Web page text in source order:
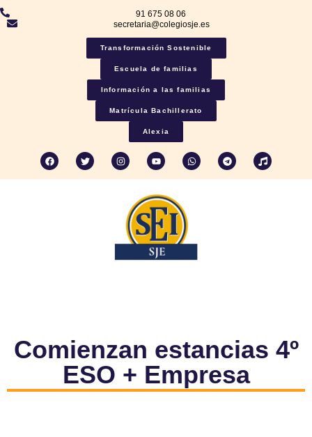
91 675 08 06
secretaria@colegiosje.es
Transformación Sostenible
Escuela de familias
Información a las familias
Matrícula Bachillerato
Alexia
Comienzan estancias 4º
ESO + Empresa